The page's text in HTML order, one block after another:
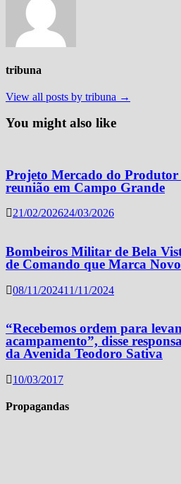
tribuna
View all posts by tribuna →
You might also like
Projeto Mercado do Produtor
reunião em Campo Grande
21/02/202624/03/2026
Bombeiros Militar de Bela
de Comando que Marca
08/11/202411/11/2024
“Recebemos ordem para
acampamento”, disse
da Avenida Teodoro Sativa
10/03/2017
Propagandas